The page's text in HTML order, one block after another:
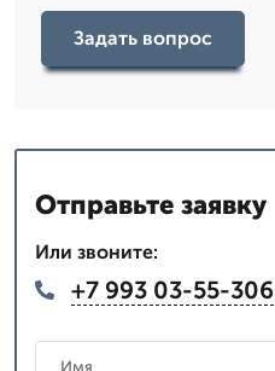
Задать вопрос
Отправьте заявку
Или звоните:
+7 993 03-55-306